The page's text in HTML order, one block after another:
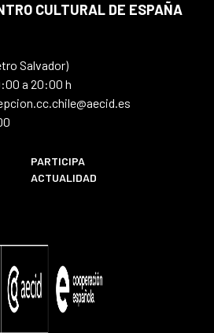
CULTURAL DE ESPAÑA
Salvador)
a 20:00 h
PARTICIPA
ACTUALIDAD